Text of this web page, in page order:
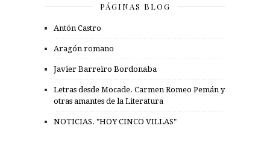
PÁGINAS BLOG
Antón Castro
Aragón romano
Javier Barreiro Bordonaba
Letras desde Mocade. Carmen Romeo Pemán y
otras amantes de la Literatura
NOTICIAS. "HOY CINCO VILLAS"